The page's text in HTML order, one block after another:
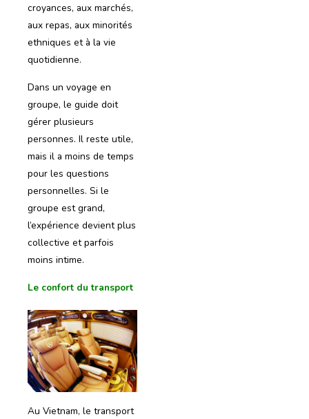
croyances, aux marchés,
aux repas, aux minorités
ethniques et à la vie
quotidienne.
Dans un voyage en
groupe, le guide doit
gérer plusieurs
personnes. Il reste utile,
mais il a moins de temps
pour les questions
personnelles. Si le
groupe est grand,
l’expérience devient plus
collective et parfois
moins intime.
Le confort du transport
Au Vietnam, le transport